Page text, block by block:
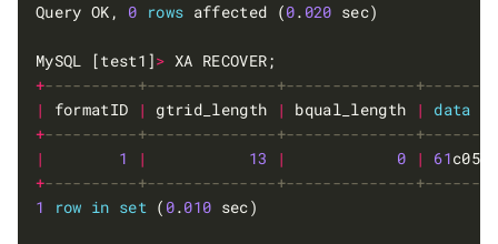
Query OK, 0 rows affected (0. 020
MySQL [test1]>
+
|
formatID | gtrid_length | bqual_length |
data
+
|
1 | 13 | 0 | 61
+
1
row in set ( 0.010